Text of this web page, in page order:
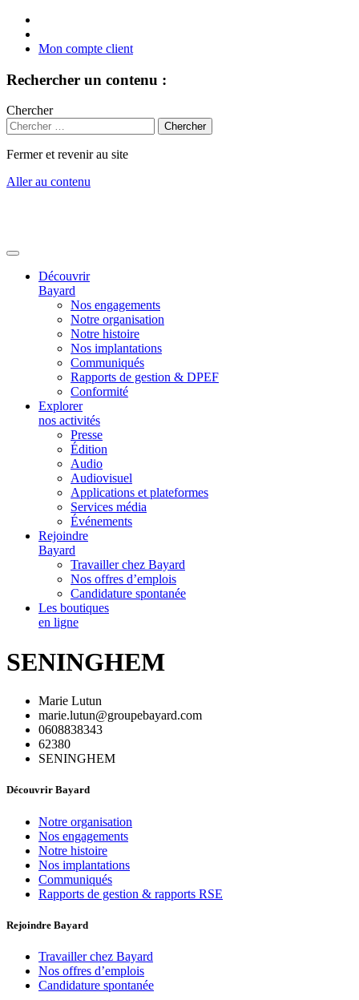
Mon compte client
Rechercher un contenu :
Chercher
Fermer et revenir au site
Aller au contenu
Découvrir
Bayard
Nos engagements
Notre organisation
Notre histoire
Nos implantations
Communiqués
Rapports de gestion & DPEF
Conformité
Explorer
nos activités
Presse
Édition
Audio
Audiovisuel
Applications et plateformes
Services média
Événements
Rejoindre
Bayard
Travailler chez Bayard
Nos offres d’emplois
Candidature spontanée
Les boutiques
en ligne
SENINGHEM
Marie Lutun
marie.lutun@groupebayard.com
0608838343
62380
SENINGHEM
Découvrir Bayard
Notre organisation
Nos engagements
Notre histoire
Nos implantations
Communiqués
Rapports de gestion & rapports RSE
Rejoindre Bayard
Travailler chez Bayard
Nos offres d’emplois
Candidature spontanée